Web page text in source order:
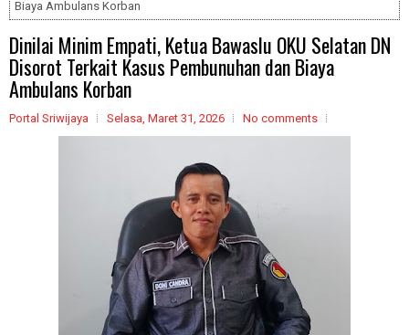
Biaya Ambulans Korban
Dinilai Minim Empati, Ketua Bawaslu OKU Selatan DN
Disorot Terkait Kasus Pembunuhan dan Biaya
Ambulans Korban
Portal Sriwijaya Selasa, Maret 31, 2026 No comments